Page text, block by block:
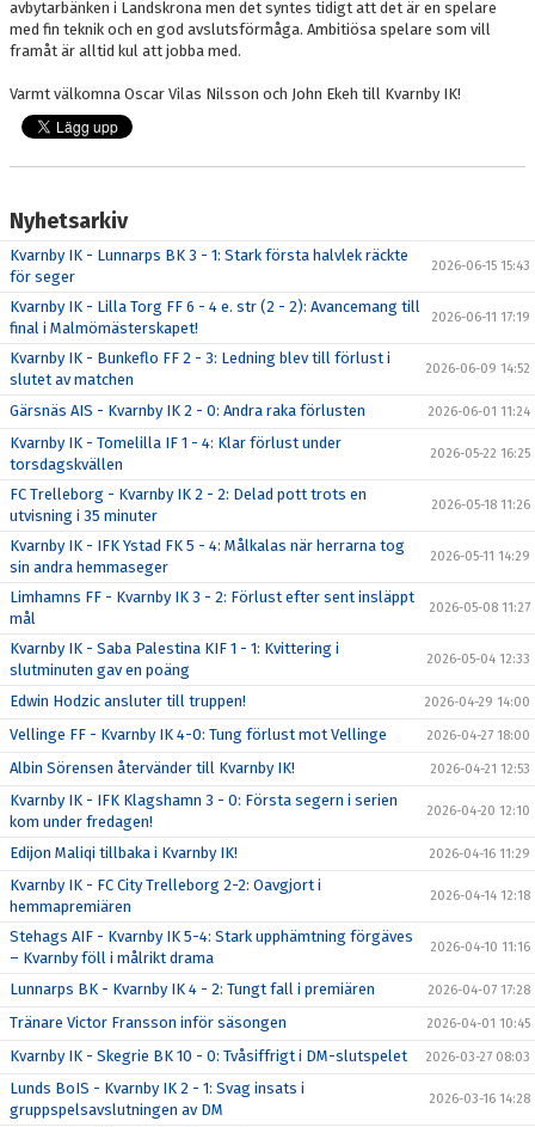
avbytarbänken i Landskrona men det syntes tidigt att det är en spelare
med fin teknik och en god avslutsförmåga. Ambitiösa spelare som vill
framåt är alltid kul att jobba med.
Varmt välkomna Oscar Vilas Nilsson och John Ekeh till Kvarnby IK!
Nyhetsarkiv
Kvarnby IK - Lunnarps BK 3 - 1: Stark första halvlek räckte
för seger
2026-06-15 15:43
Kvarnby IK - Lilla Torg FF 6 - 4 e. str (2 - 2): Avancemang till
final i Malmömästerskapet!
2026-06-11 17:19
Kvarnby IK - Bunkeflo FF 2 - 3: Ledning blev till förlust i
slutet av matchen
2026-06-09 14:52
Gärsnäs AIS - Kvarnby IK 2 - 0: Andra raka förlusten 2026-06-01 11:24
Kvarnby IK - Tomelilla IF 1 - 4: Klar förlust under
torsdagskvällen
2026-05-22 16:25
FC Trelleborg - Kvarnby IK 2 - 2: Delad pott trots en
utvisning i 35 minuter
2026-05-18 11:26
Kvarnby IK - IFK Ystad FK 5 - 4: Målkalas när herrarna tog
sin andra hemmaseger
2026-05-11 14:29
Limhamns FF - Kvarnby IK 3 - 2: Förlust efter sent insläppt
mål
2026-05-08 11:27
Kvarnby IK - Saba Palestina KIF 1 - 1: Kvittering i
slutminuten gav en poäng
2026-05-04 12:33
Edwin Hodzic ansluter till truppen! 2026-04-29 14:00
Vellinge FF - Kvarnby IK 4-0: Tung förlust mot Vellinge 2026-04-27 18:00
Albin Sörensen återvänder till Kvarnby IK! 2026-04-21 12:53
Kvarnby IK - IFK Klagshamn 3 - 0: Första segern i serien
kom under fredagen!
2026-04-20 12:10
Edijon Maliqi tillbaka i Kvarnby IK! 2026-04-16 11:29
Kvarnby IK - FC City Trelleborg 2-2: Oavgjort i
hemmapremiären
2026-04-14 12:18
Stehags AIF - Kvarnby IK 5-4: Stark upphämtning förgäves
– Kvarnby föll i målrikt drama
2026-04-10 11:16
Lunnarps BK - Kvarnby IK 4 - 2: Tungt fall i premiären 2026-04-07 17:28
Tränare Victor Fransson inför säsongen 2026-04-01 10:45
Kvarnby IK - Skegrie BK 10 - 0: Tvåsiffrigt i DM-slutspelet 2026-03-27 08:03
Lunds BoIS - Kvarnby IK 2 - 1: Svag insats i
gruppspelsavslutningen av DM
2026-03-16 14:28